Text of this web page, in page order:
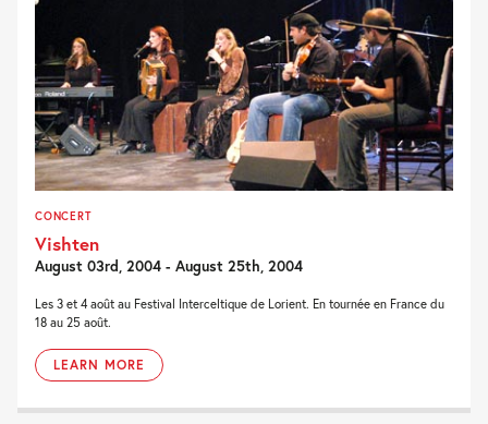
CONCERT
Vishten
August 03rd, 2004 - August 25th, 2004
Les 3 et 4 août au Festival Interceltique de Lorient. En tournée en France du
18 au 25 août.
LEARN MORE